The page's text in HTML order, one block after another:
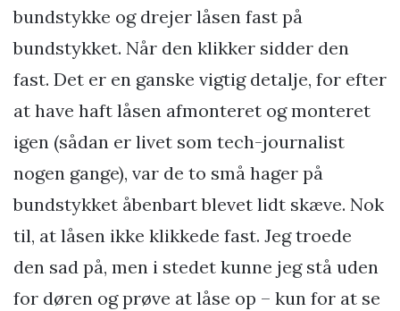
bundstykke og drejer låsen fast på
bundstykket. Når den klikker sidder den
fast. Det er en ganske vigtig detalje, for efter
at have haft låsen afmonteret og monteret
igen (sådan er livet som tech-journalist
nogen gange), var de to små hager på
bundstykket åbenbart blevet lidt skæve. Nok
til, at låsen ikke klikkede fast. Jeg troede
den sad på, men i stedet kunne jeg stå uden
for døren og prøve at låse op – kun for at se